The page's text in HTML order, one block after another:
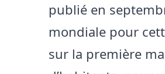
publié en
mondiale pour
sur la première